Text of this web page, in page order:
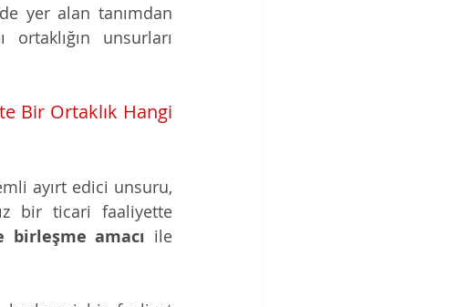
yer alan tanımdan
unsurları
Bir Ortaklık Hangi
ayırt edici unsuru,
bir ticari faaliyette
amacı ile